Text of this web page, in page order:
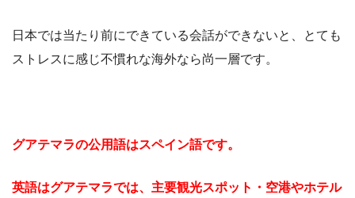
日本では当たり前にできている会話ができないと、とても
ストレスに感じ不慣れな海外なら尚一層です。
グアテマラの公用語はスペイン語です。
英語はグアテマラでは、主要観光スポット・空港やホテル